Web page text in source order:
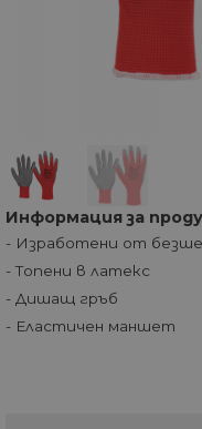
Информация за
- Изработени от
- Топени в латекс
- Дишащ гръб
- Еластичен маншет